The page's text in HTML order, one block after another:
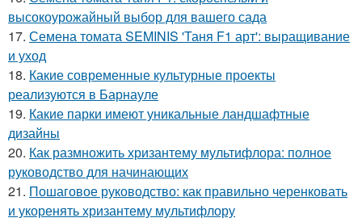
высокоурожайный выбор для вашего сада
17. Семена томата SEMINIS 'Таня F1 арт': выращивание
и уход
18. Какие современные культурные проекты
реализуются в Барнауле
19. Какие парки имеют уникальные ландшафтные
дизайны
20. Как размножить хризантему мультифлора: полное
руководство для начинающих
21. Пошаговое руководство: как правильно черенковать
и укоренять хризантему мультифлору